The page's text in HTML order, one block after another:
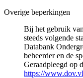
Overige beperkingen
Bij het gebruik
steeds volgende
Databank
beheerder en de
Geraadpleegd op
https://